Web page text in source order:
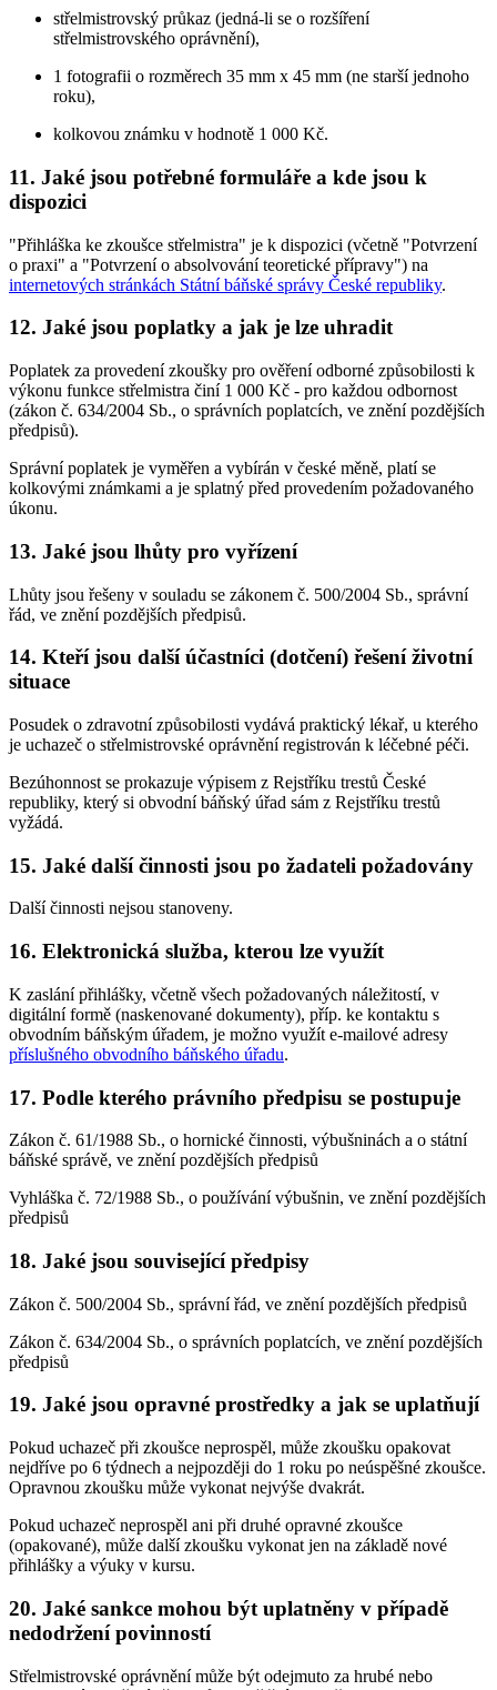
střelmistrovský průkaz (jedná-li se o rozšíření
střelmistrovského oprávnění),
1 fotografii o rozměrech 35 mm x 45 mm (ne starší jednoho
roku),
kolkovou známku v hodnotě 1 000 Kč.
11. Jaké jsou potřebné formuláře a kde jsou k
dispozici
"Přihláška ke zkoušce střelmistra" je k dispozici (včetně "Potvrzení
o praxi" a "Potvrzení o absolvování teoretické přípravy") na
internetových stránkách Státní báňské správy České republiky.
12. Jaké jsou poplatky a jak je lze uhradit
Poplatek za provedení zkoušky pro ověření odborné způsobilosti k
výkonu funkce střelmistra činí 1 000 Kč - pro každou odbornost
(zákon č. 634/2004 Sb., o správních poplatcích, ve znění pozdějších
předpisů).
Správní poplatek je vyměřen a vybírán v české měně, platí se
kolkovými známkami a je splatný před provedením požadovaného
úkonu.
13. Jaké jsou lhůty pro vyřízení
Lhůty jsou řešeny v souladu se zákonem č. 500/2004 Sb., správní
řád, ve znění pozdějších předpisů.
14. Kteří jsou další účastníci (dotčení) řešení životní
situace
Posudek o zdravotní způsobilosti vydává praktický lékař, u kterého
je uchazeč o střelmistrovské oprávnění registrován k léčebné péči.
Bezúhonnost se prokazuje výpisem z Rejstříku trestů České
republiky, který si obvodní báňský úřad sám z Rejstříku trestů
vyžádá.
15. Jaké další činnosti jsou po žadateli požadovány
Další činnosti nejsou stanoveny.
16. Elektronická služba, kterou lze využít
K zaslání přihlášky, včetně všech požadovaných náležitostí, v
digitální formě (naskenované dokumenty), příp. ke kontaktu s
obvodním báňským úřadem, je možno využít e-mailové adresy
příslušného obvodního báňského úřadu.
17. Podle kterého právního předpisu se postupuje
Zákon č. 61/1988 Sb., o hornické činnosti, výbušninách a o státní
báňské správě, ve znění pozdějších předpisů
Vyhláška č. 72/1988 Sb., o používání výbušnin, ve znění pozdějších
předpisů
18. Jaké jsou související předpisy
Zákon č. 500/2004 Sb., správní řád, ve znění pozdějších předpisů
Zákon č. 634/2004 Sb., o správních poplatcích, ve znění pozdějších
předpisů
19. Jaké jsou opravné prostředky a jak se uplatňují
Pokud uchazeč při zkoušce neprospěl, může zkoušku opakovat
nejdříve po 6 týdnech a nejpozději do 1 roku po neúspěšné zkoušce.
Opravnou zkoušku může vykonat nejvýše dvakrát.
Pokud uchazeč neprospěl ani při druhé opravné zkoušce
(opakované), může další zkoušku vykonat jen na základě nové
přihlášky a výuky v kursu.
20. Jaké sankce mohou být uplatněny v případě
nedodržení povinností
Střelmistrovské oprávnění může být odejmuto za hrubé nebo